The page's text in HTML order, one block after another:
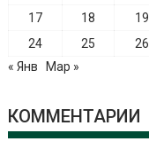
17
18 19
24
25 26
« Янв
Мар »
КОММЕНТАРИИ